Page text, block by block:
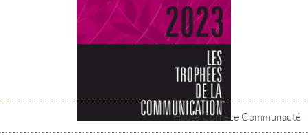
Haute Corrèze Communauté